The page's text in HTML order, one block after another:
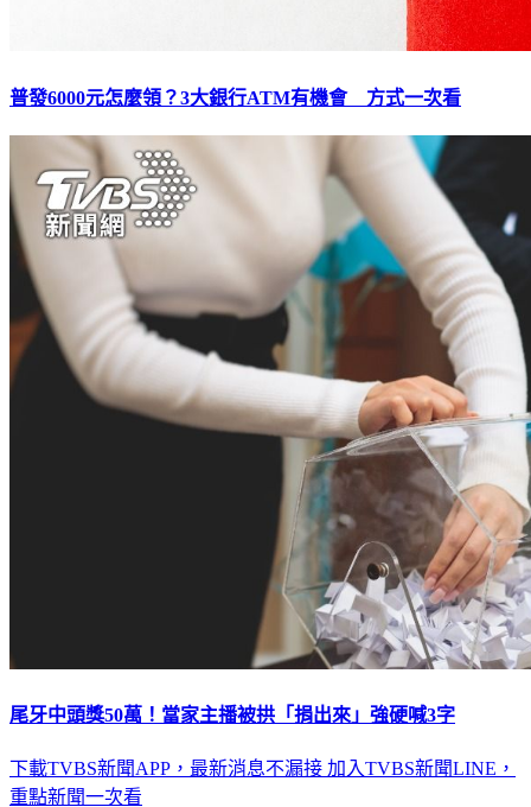
下載TVBS新聞APP，最新消息不漏接